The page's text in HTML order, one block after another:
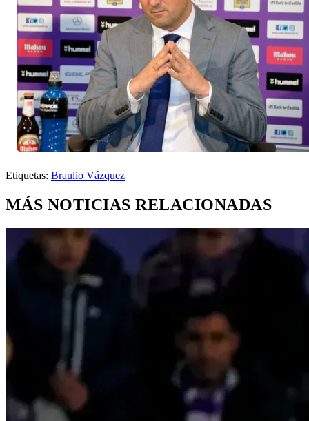
Etiquetas: Braulio Vázquez
MÁS NOTICIAS RELACIONADAS